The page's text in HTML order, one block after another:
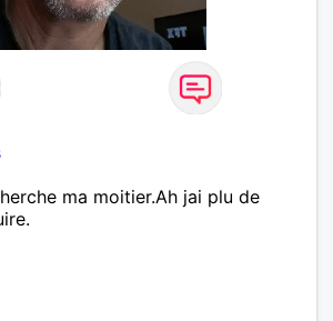
ma moitier.Ah jai plu de